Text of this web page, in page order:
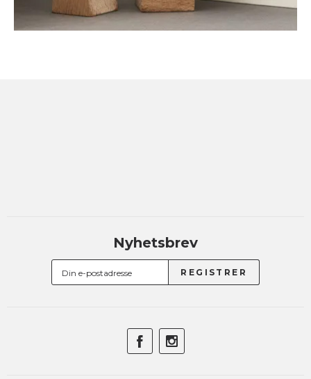
Nyhetsbrev